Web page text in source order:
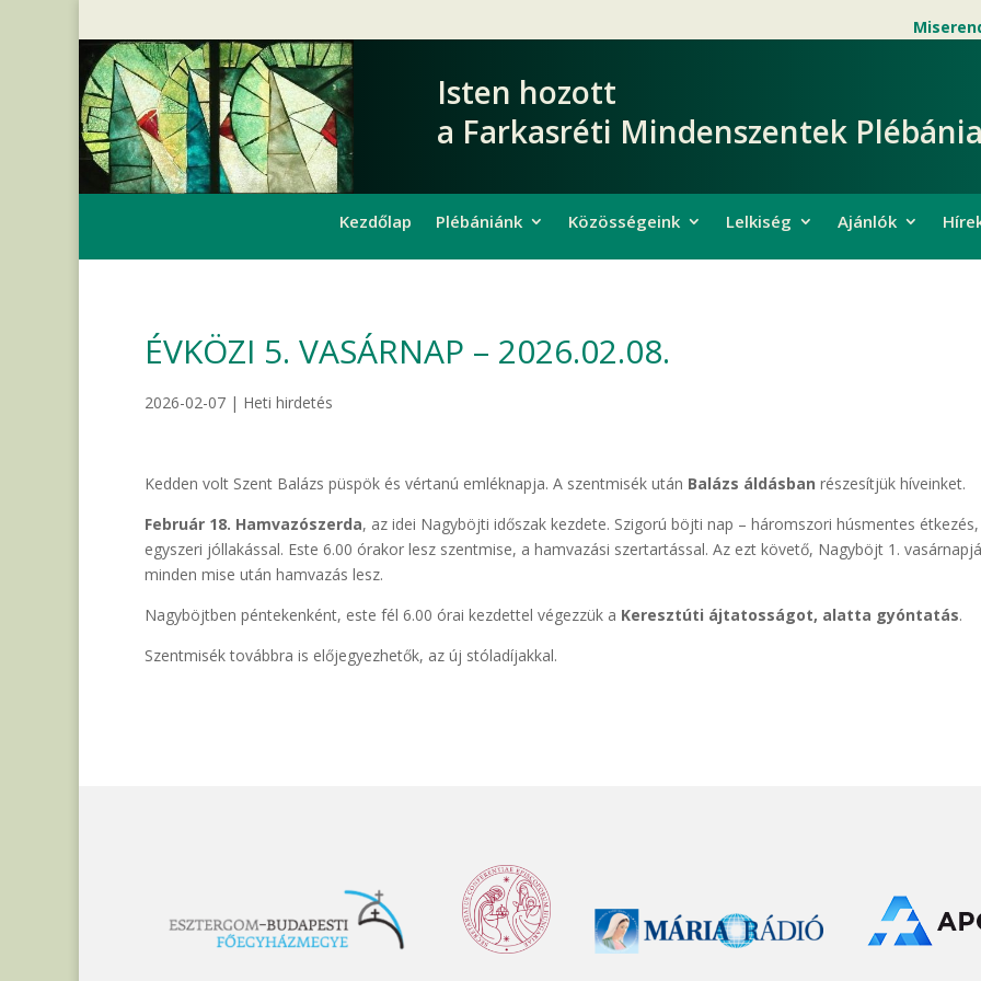
Isten hozott
a Farkasréti Mindenszentek
Kezdőlap Plébániánk Közösségeink Lelkiség Ajánlók
ÉVKÖZI 5. VASÁRNAP – 2026.02.08.
2026-02-07 | Heti hirdetés
Kedden volt Szent Balázs püspök és vértanú emléknapja. A szentmisék után Balázs áldásban részesítjük híveinket.
Február 18. Hamvazószerda, az idei Nagyböjti időszak kezdete. Szigorú böjti nap – háromszori húsmentes étkezés,
egyszeri jóllakással. Este 6.00 órakor lesz szentmise, a hamvazási szertartással. Az ezt követő, Nagyböjt 1.
minden mise után hamvazás lesz.
Nagyböjtben péntekenként, este fél 6.00 órai kezdettel végezzük a Keresztúti ájtatosságot, alatta gyóntatás.
Szentmisék továbbra is előjegyezhetők, az új stóladíjakkal.